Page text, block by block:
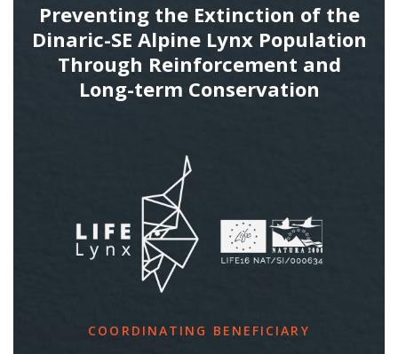
Preventing the Extinction of the
Dinaric-SE Alpine Lynx Population
Through Reinforcement and
Long-term Conservation
COORDINATING BENEFICIARY